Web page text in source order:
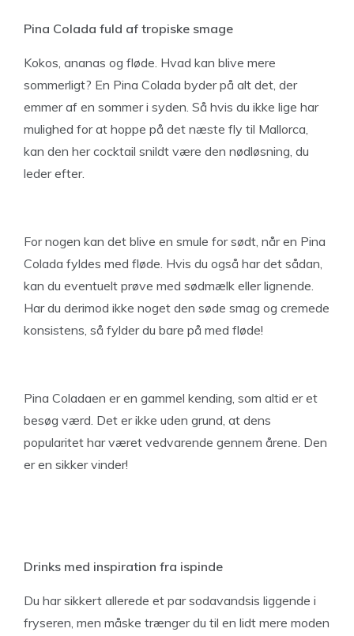
Pina Colada fuld af tropiske smage
Kokos, ananas og fløde. Hvad kan blive mere
sommerligt? En Pina Colada byder på alt det, der
emmer af en sommer i syden. Så hvis du ikke lige har
mulighed for at hoppe på det næste fly til Mallorca,
kan den her cocktail snildt være den nødløsning, du
leder efter.
For nogen kan det blive en smule for sødt, når en Pina
Colada fyldes med fløde. Hvis du også har det sådan,
kan du eventuelt prøve med sødmælk eller lignende.
Har du derimod ikke noget den søde smag og cremede
konsistens, så fylder du bare på med fløde!
Pina Coladaen er en gammel kending, som altid er et
besøg værd. Det er ikke uden grund, at dens
popularitet har været vedvarende gennem årene. Den
er en sikker vinder!
Drinks med inspiration fra ispinde
Du har sikkert allerede et par sodavandsis liggende i
fryseren, men måske trænger du til en lidt mere moden